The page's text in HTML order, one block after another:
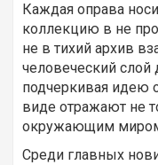
Каждая оправа
коллекцию в не
не в тихий архив
человеческий слой
подчеркивая идею
виде отражают не
окружающим
Среди главных